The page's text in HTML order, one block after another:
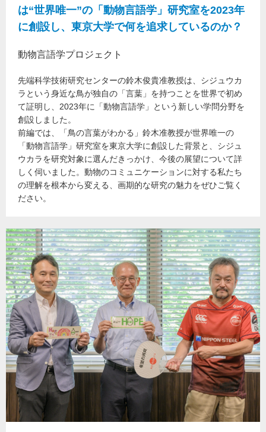
は“世界唯一”の「動物言語学」研究室を2023年
に創設し、東京大学で何を追求しているのか？
動物言語学プロジェクト
先端科学技術研究センターの鈴木俊貴准教授は、シジュウカ
ラという身近な鳥が独自の「言葉」を持つことを世界で初め
て証明し、2023年に「動物言語学」という新しい学問分野を
創設しました。
前編では、「鳥の言葉がわかる」鈴木准教授が世界唯一の
「動物言語学」研究室を東京大学に創設した背景と、シジュ
ウカラを研究対象に選んだきっかけ、今後の展望について詳
しく伺いました。動物のコミュニケーションに対する私たち
の理解を根本から変える、画期的な研究の魅力をぜひご覧く
ださい。